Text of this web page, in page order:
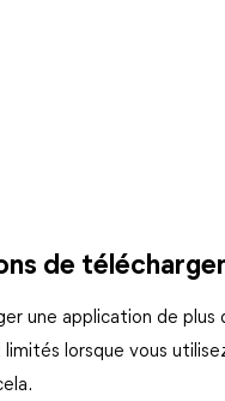
de
une application de
lorsque vous